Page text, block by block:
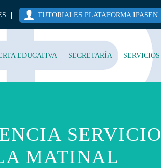
TUTORIALES PLATAFORMA IPASEN
EDUCATIVA SECRETARÍA SERVICIOS
MATINAL